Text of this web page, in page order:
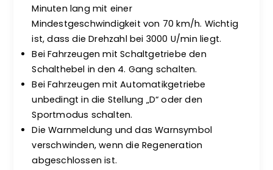
Minuten lang mit einer
Mindestgeschwindigkeit von 70 km/h. Wichtig
ist, dass die Drehzahl bei 3000 U/min liegt.
Bei Fahrzeugen mit Schaltgetriebe den
Schalthebel in den 4. Gang schalten.
Bei Fahrzeugen mit Automatikgetriebe
unbedingt in die Stellung „D“ oder den
Sportmodus schalten.
Die Warnmeldung und das Warnsymbol
verschwinden, wenn die Regeneration
abgeschlossen ist.